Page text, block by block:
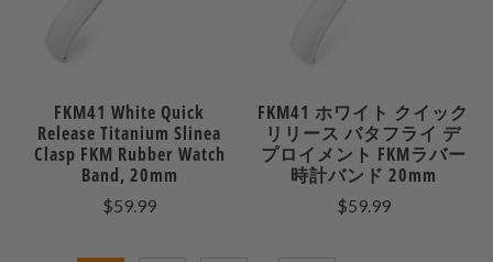
FKM41 White Quick
Release Titanium Slinea
Clasp FKM Rubber Watch
Band, 20mm
$59.99
FKM41 ホワイト クイック
リリース バタフライ デ
プロイメント FKMラバー
時計バンド 20mm
$59.99